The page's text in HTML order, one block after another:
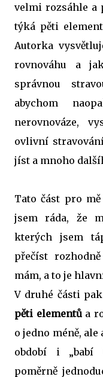
velmi rozsáhle a
týká pěti
Autorka
rovnováhu a
správnou
abychom
nerovnováze,
ovlivní
jíst a mnoho
Tato část pro
jsem ráda, že
kterých jsem
přečíst
mám, a to je
V druhé části
pěti elementůa
o jedno méně,
období i „babí
poměrně